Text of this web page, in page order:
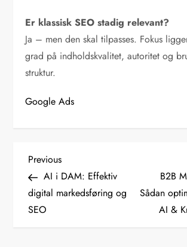
Er klassisk SEO stadig relevant?
Ja – men den skal tilpasses. Fokus
grad på indholdskvalitet, autoritet og
struktur.
Google Ads
I
n
d
Previous
Post
Previous
AI i DAM: Effektiv
digital markedsføring og
SEO
B2B
Sådan
AI &